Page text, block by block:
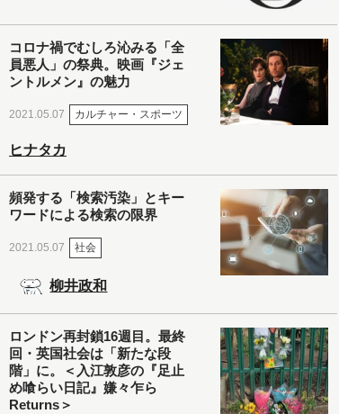
コロナ禍でむしろ沁みる「全
員悪人」の祭典。映画『ジェ
ントルメン』の魅力
2021.05.07 カルチャー・スポーツ
ヒナタカ
頻発する「検索汚染」とキー
ワードによる検索の限界
2021.05.07 社会
柳井政和
ロンドン再封鎖16週目。最終
回・英国社会は「新たな段
階」に。＜入江敦彦の『足止
め喰らい日記』嫌々乍ら
Returns＞